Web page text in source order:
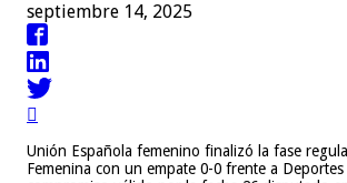
septiembre 14, 2025

Unión Española femenino finalizó la fase
Femenina con un empate 0-0 frente a